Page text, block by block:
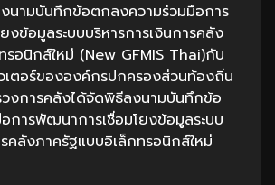
นามบันทึกข้อตกลงความร่วมมือการ
ข้อมูลระบบบริหารการเงินการคลัง
รอนิกส์ใหม่ (New GFMIS Thai)กับ
ตอร์ขององค์กรปกครองส่วนท้องถิ่น
วงการคลังได้จัดพิธีลงนามบันทึกข้อ
การพัฒนาการเชื่อมโยงข้อมูลระบบ
คลังภาครัฐแบบอิเล็กทรอนิกส์ใหม่